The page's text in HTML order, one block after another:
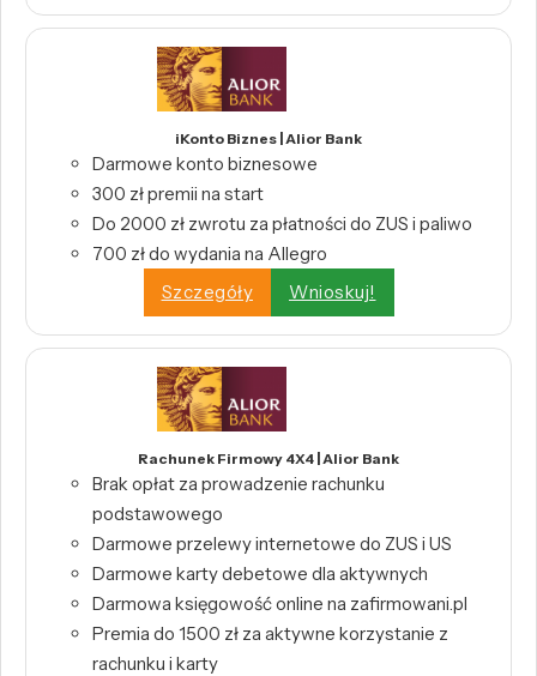
iKonto Biznes | Alior Bank
Darmowe konto biznesowe
300 zł premii na start
Do 2000 zł zwrotu za płatności do ZUS i paliwo
700 zł do wydania na Allegro
Szczegóły
Wnioskuj!
Rachunek Firmowy 4X4 | Alior Bank
Brak opłat za prowadzenie rachunku
podstawowego
Darmowe przelewy internetowe do ZUS i US
Darmowe karty debetowe dla aktywnych
Darmowa księgowość online na zafirmowani.pl
Premia do 1500 zł za aktywne korzystanie z
rachunku i karty